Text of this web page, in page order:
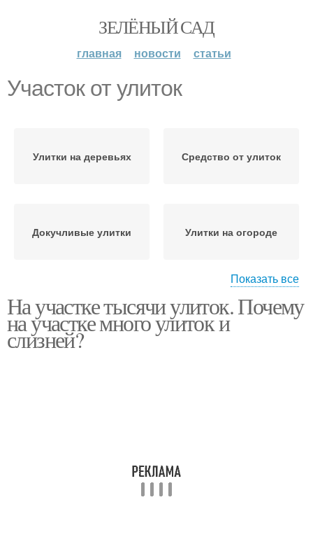
ЗЕЛЁНЫЙ САД
главная новости статьи
Участок от улиток
Улитки на деревьях Средство от улиток
Докучливые улитки Улитки на огороде
улиток
Вред от улиток
Показать все
На участке тысячи улиток. Почему
на участке много улиток и
слизней?